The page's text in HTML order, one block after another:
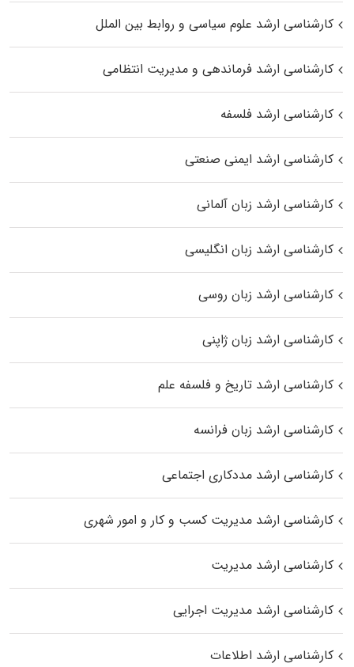
کارشناسی ارشد علوم سیاسی و روابط بین الملل
کارشناسی ارشد فرماندهی و مدیریت انتظامی
کارشناسی ارشد فلسفه
کارشناسی ارشد ایمنی صنعتی
کارشناسی ارشد زبان آلمانی
کارشناسی ارشد زبان انگلیسی
کارشناسی ارشد زبان روسی
کارشناسی ارشد زبان ژاپنی
کارشناسی ارشد تاریخ و فلسفه علم
کارشناسی ارشد زبان فرانسه
کارشناسی ارشد مددکاری اجتماعی
کارشناسی ارشد مدیریت کسب و کار و امور شهری
کارشناسی ارشد مدیریت
کارشناسی ارشد مدیریت اجرایی
کارشناسی ارشد اطلاعات